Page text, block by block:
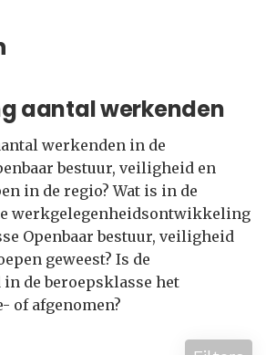
aantal werkenden
werkenden in de
bestuur, veiligheid en
in de regio? Wat is in de
werkgelegenheidsontwikkeling
Openbaar bestuur, veiligheid
geweest? Is de
de beroepsklasse het
of afgenomen?